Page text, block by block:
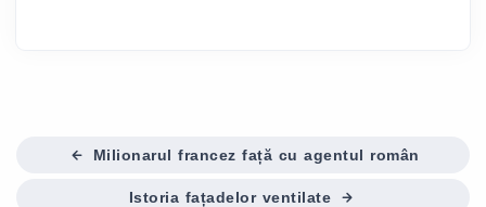
Milionarul francez față cu agentul român
Istoria fațadelor ventilate